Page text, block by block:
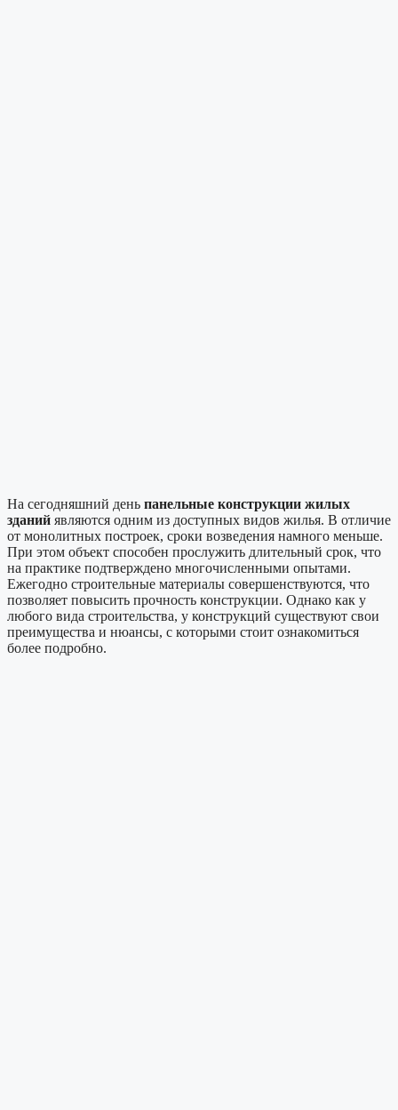
На сегодняшний день панельные конструкции жилых
зданий являются одним из доступных видов жилья. В отличие
от монолитных построек, сроки возведения намного меньше.
При этом объект способен прослужить длительный срок, что
на практике подтверждено многочисленными опытами.
Ежегодно строительные материалы совершенствуются, что
позволяет повысить прочность конструкции. Однако как у
любого вида строительства, у конструкций существуют свои
преимущества и нюансы, с которыми стоит ознакомиться
более подробно.